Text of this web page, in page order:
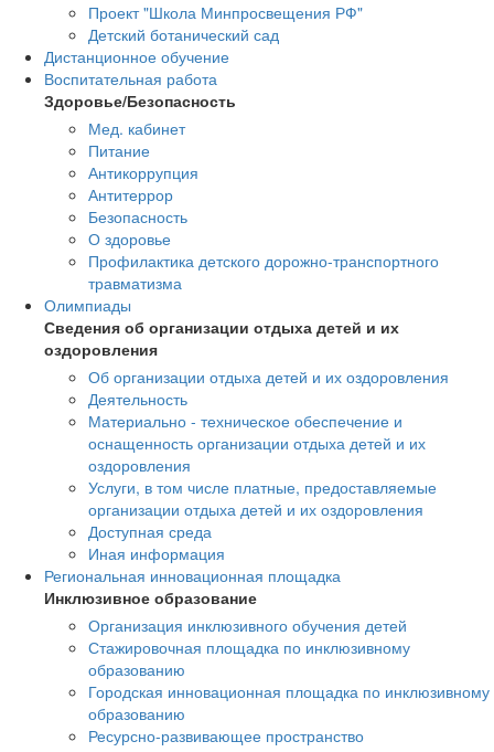
Проект "Школа Минпросвещения РФ"
Детский ботанический сад
Дистанционное обучение
Воспитательная работа
Здоровье/Безопасность
Мед. кабинет
Питание
Антикоррупция
Антитеррор
Безопасность
О здоровье
Профилактика детского дорожно-транспортного
травматизма
Олимпиады
Сведения об организации отдыха детей и их
оздоровления
Об организации отдыха детей и их оздоровления
Деятельность
Материально - техническое обеспечение и
оснащенность организации отдыха детей и их
оздоровления
Услуги, в том числе платные, предоставляемые
организации отдыха детей и их оздоровления
Доступная среда
Иная информация
Региональная инновационная площадка
Инклюзивное образование
Организация инклюзивного обучения детей
Стажировочная площадка по инклюзивному
образованию
Городская инновационная площадка по инклюзивному
образованию
Ресурсно-развивающее пространство